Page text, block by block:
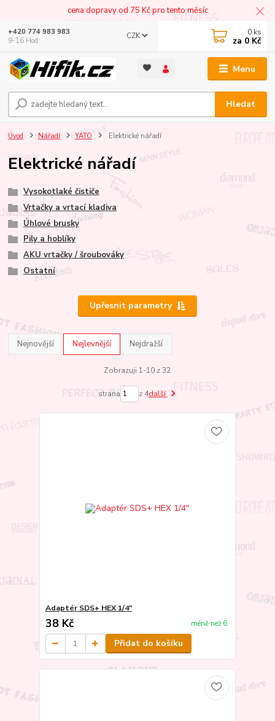
cena dopravy od 75 Kč pro tento měsíc
Menu
CZK
Hledat
+420 774 983 983
9-16 Hod
0 ks
za 0 Kč
Úvod Nářadí YATO Elektrické nářadí
Elektrické nářadí
Vysokotlaké čističe
Vrtačky a vrtací kladiva
Úhlové brusky
Pily a hoblíky
AKU vrtačky / šroubováky
Ostatní
Upřesnit parametry
Nejnovější Nejlevnější Nejdražší
Zobrazuji 1-10 z 32
strana z 4další
Adaptér SDS+ HEX 1/4"
38 Kč méně než 6
Přidat do košíku